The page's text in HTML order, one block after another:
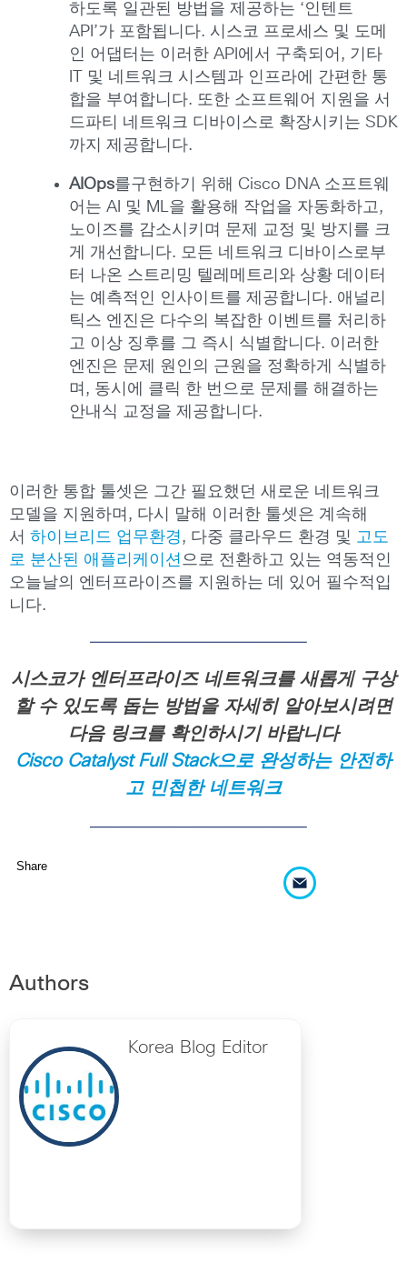
하도록 일관된 방법을 제공하는 ‘인텐트
API’가 포함됩니다. 시스코 프로세스 및 도메
인 어댑터는 이러한 API에서 구축되어, 기타
IT 및 네트워크 시스템과 인프라에 간편한 통
합을 부여합니다. 또한 소프트웨어 지원을 서
드파티 네트워크 디바이스로 확장시키는 SDK
까지 제공합니다.
AIOps를구현하기 위해 Cisco DNA 소프트웨
어는 AI 및 ML을 활용해 작업을 자동화하고,
노이즈를 감소시키며 문제 교정 및 방지를 크
게 개선합니다. 모든 네트워크 디바이스로부
터 나온 스트리밍 텔레메트리와 상황 데이터
는 예측적인 인사이트를 제공합니다. 애널리
틱스 엔진은 다수의 복잡한 이벤트를 처리하
고 이상 징후를 그 즉시 식별합니다. 이러한
엔진은 문제 원인의 근원을 정확하게 식별하
며, 동시에 클릭 한 번으로 문제를 해결하는
안내식 교정을 제공합니다.
이러한 통합 툴셋은 그간 필요했던 새로운 네트워크
모델을 지원하며, 다시 말해 이러한 툴셋은 계속해
서 하이브리드 업무환경, 다중 클라우드 환경 및 고도
로 분산된 애플리케이션으로 전환하고 있는 역동적인
오늘날의 엔터프라이즈를 지원하는 데 있어 필수적입
니다.
시스코가 엔터프라이즈 네트워크를 새롭게 구상
할 수 있도록 돕는 방법을 자세히 알아보시려면
다음 링크를 확인하시기 바랍니다
Cisco Catalyst Full Stack으로 완성하는 안전하
고 민첩한 네트워크
Share
Authors
Korea Blog Editor